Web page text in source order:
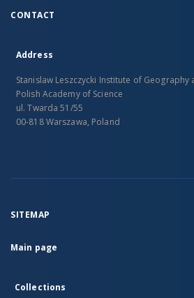
CONTACT
Address
Stanislaw Leszczycki Institute of
Polish Academy of Science
ul. Twarda 51/55
00-818 Warszawa, Poland
SITEMAP
Main page
Collections